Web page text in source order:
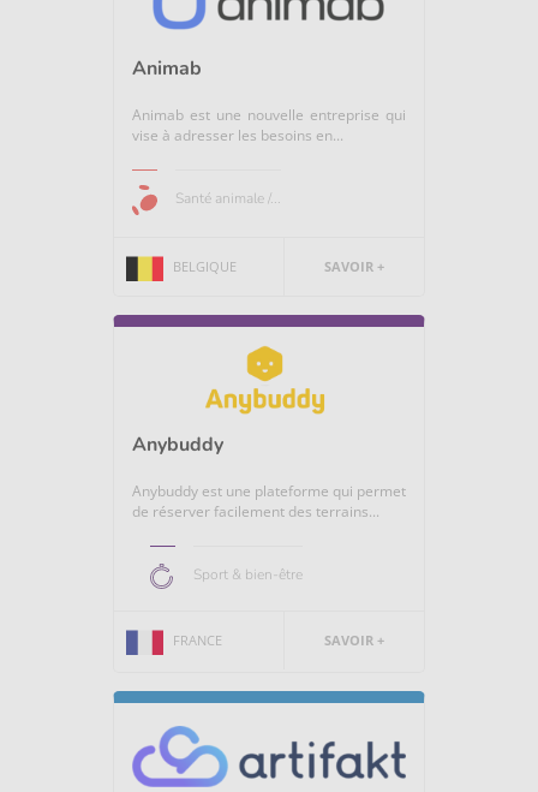
Animab
Animab est une nouvelle entreprise qui
vise à adresser les besoins en...
Santé animale /...
BELGIQUE SAVOIR +
Anybuddy
Anybuddy est une plateforme qui permet
de réserver facilement des terrains...
Sport & bien-être
FRANCE SAVOIR +